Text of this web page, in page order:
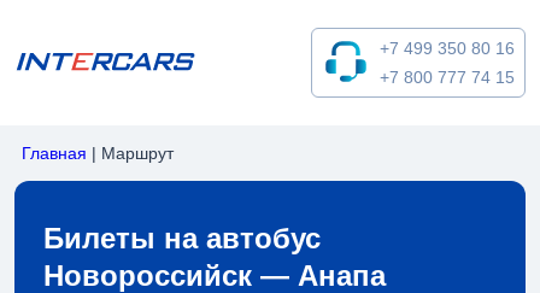
+7 499 350 80 16
+7 800 777 74 15
Главная | Маршрут
Билеты на автобус
Новороссийск — Анапа